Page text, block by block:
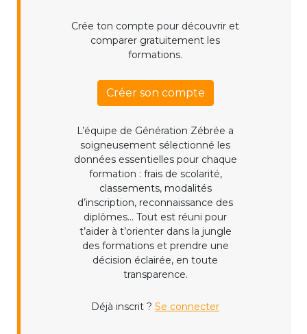
Crée ton compte pour découvrir et
comparer gratuitement les
formations.
Créer son compte
L’équipe de Génération Zébrée a
soigneusement sélectionné les
données essentielles pour chaque
formation : frais de scolarité,
classements, modalités
d’inscription, reconnaissance des
diplômes... Tout est réuni pour
t’aider à t’orienter dans la jungle
des formations et prendre une
décision éclairée, en toute
transparence.
Déjà inscrit ? Se connecter